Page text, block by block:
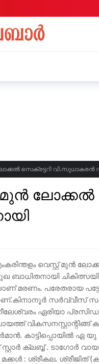
ഷീബ രാജീവ്
സെക്രട്ടറി വി.സുധാകരൻ
മുൻ ലോക്കൽ
വെസ്റ്റ് മുൻ
ബാധിതനായി
മരണം. പരേതരായ
സർവ്വീസ്
നീലേശ്വരം ഏരിയാ
വികസനസ്റ്റാന്റിങ്ങ്
കാട്ടിപ്പൊയിൽ ഏ
ക്ലബ്ബ് . ടാഗോർ
മക്കൾ : ശ്രീകല.